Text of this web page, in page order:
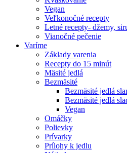
Vegan
Veľkonočné recepty
Letné recepty- džemy,
Vianočné pečenie
Varíme
Základy varenia
Recepty do 15 minút
Mäsité jedlá
Bezmäsité
Bezmäsité jedlá
Bezmäsité jedlá
Vegan
Omáčky
Polievky
Prívarky
Prílohy k jedlu